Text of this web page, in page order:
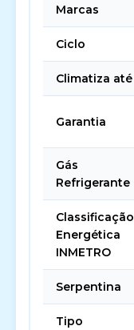
Marcas
Ciclo
Climatiza até
Garantia
Gás
Refrigerante
Classificação
Energética
INMETRO
Serpentina
Tipo